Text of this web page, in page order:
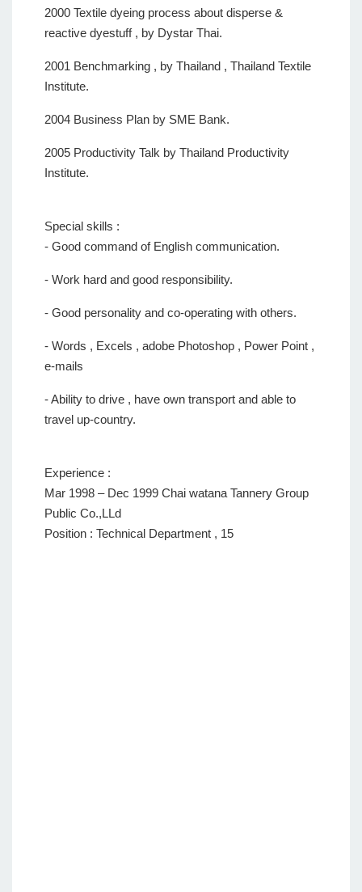
2000 Textile dyeing process about disperse &
reactive dyestuff , by Dystar Thai.
2001 Benchmarking , by Thailand , Thailand Textile
Institute.
2004 Business Plan by SME Bank.
2005 Productivity Talk by Thailand Productivity
Institute.
Special skills :
- Good command of English communication.
- Work hard and good responsibility.
- Good personality and co-operating with others.
- Words , Excels , adobe Photoshop , Power Point ,
e-mails
- Ability to drive , have own transport and able to
travel up-country.
Experience :
Mar 1998 – Dec 1999 Chai watana Tannery Group
Public Co.,LLd
Position : Technical Department , 15